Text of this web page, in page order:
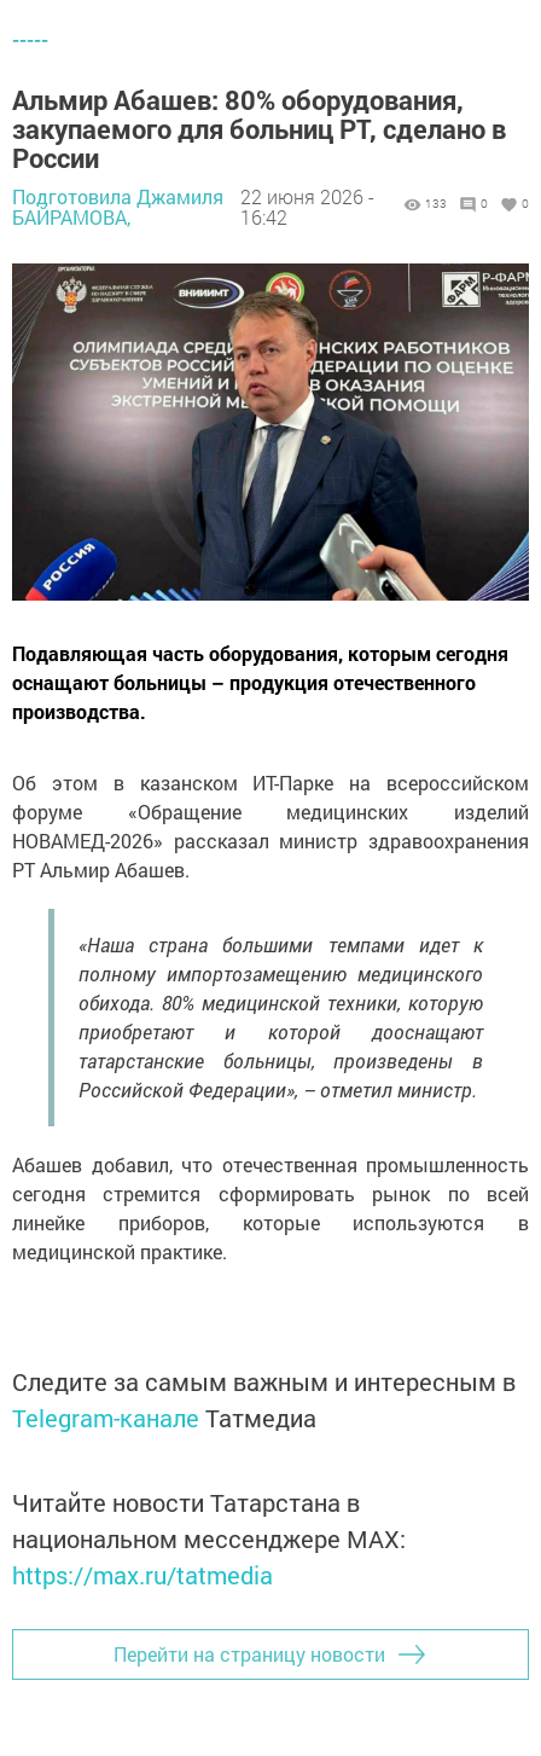
-----
Альмир Абашев: 80% оборудования,
закупаемого для больниц РТ, сделано в
России
Подготовила Джамиля
БАЙРАМОВА,
22 июня 2026 -
16:42
133 0 0
Подавляющая часть оборудования, которым сегодня
оснащают больницы – продукция отечественного
производства.
Об этом в казанском ИТ-Парке на всероссийском
форуме «Обращение медицинских изделий
НОВАМЕД-2026» рассказал министр здравоохранения
РТ Альмир Абашев.
«Наша страна большими темпами идет к
полному импортозамещению медицинского
обихода. 80% медицинской техники, которую
приобретают и которой дооснащают
татарстанские больницы, произведены в
Российской Федерации», – отметил министр.
Абашев добавил, что отечественная промышленность
сегодня стремится сформировать рынок по всей
линейке приборов, которые используются в
медицинской практике.
Следите за самым важным и интересным в
Telegram-канале Татмедиа
Читайте новости Татарстана в
национальном мессенджере MАХ:
https://max.ru/tatmedia
Перейти на страницу новости